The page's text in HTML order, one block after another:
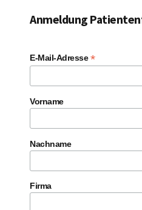
Anmeldung
E-Mail-Adresse*
Vorname
Nachname
Firma